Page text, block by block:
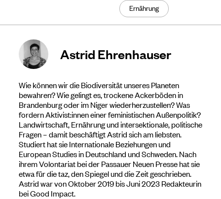
Ernährung
Astrid Ehrenhauser
Wie können wir die Biodiversität unseres Planeten
bewahren? Wie gelingt es, trockene Ackerböden in
Brandenburg oder im Niger wiederherzustellen? Was
fordern Aktivist:innen einer feministischen Außenpolitik?
Landwirtschaft, Ernährung und intersektionale, politische
Fragen – damit beschäftigt Astrid sich am liebsten.
Studiert hat sie Internationale Beziehungen und
European Studies in Deutschland und Schweden. Nach
ihrem Volontariat bei der Passauer Neuen Presse hat sie
etwa für die taz, den Spiegel und die Zeit geschrieben.
Astrid war von Oktober 2019 bis Juni 2023 Redakteurin
bei Good Impact.